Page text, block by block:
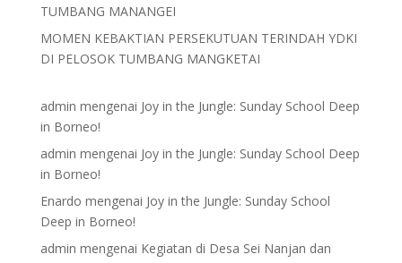
TUMBANG MANANGEI
MOMEN KEBAKTIAN PERSEKUTUAN TERINDAH YDKI
DI PELOSOK TUMBANG MANGKETAI
admin mengenai Joy in the Jungle: Sunday School Deep
in Borneo!
admin mengenai Joy in the Jungle: Sunday School Deep
in Borneo!
Enardo mengenai Joy in the Jungle: Sunday School
Deep in Borneo!
admin mengenai Kegiatan di Desa Sei Nanjan dan